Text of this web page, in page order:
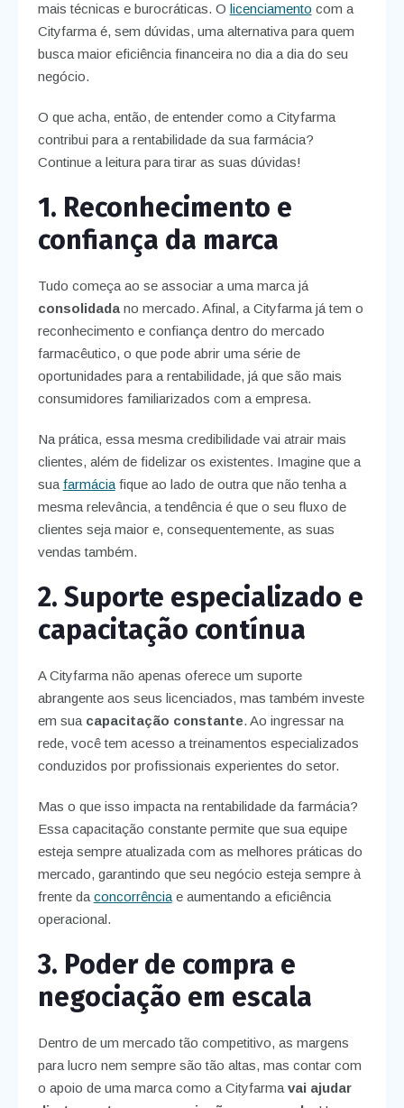
mais técnicas e burocráticas. O licenciamento com a
Cityfarma é, sem dúvidas, uma alternativa para quem
busca maior eficiência financeira no dia a dia do seu
negócio.
O que acha, então, de entender como a Cityfarma
contribui para a rentabilidade da sua farmácia?
Continue a leitura para tirar as suas dúvidas!
1. Reconhecimento e
confiança da marca
Tudo começa ao se associar a uma marca já
consolidadano mercado. Afinal, a Cityfarma já tem o
reconhecimento e confiança dentro do mercado
farmacêutico, o que pode abrir uma série de
oportunidades para a rentabilidade, já que são mais
consumidores familiarizados com a empresa.
Na prática, essa mesma credibilidade vai atrair mais
clientes, além de fidelizar os existentes. Imagine que a
sua farmáciafique ao lado de outra que não tenha a
mesma relevância, a tendência é que o seu fluxo de
clientes seja maior e, consequentemente, as suas
vendas também.
2. Suporte especializado e
capacitação contínua
A Cityfarma não apenas oferece um suporte
abrangente aos seus licenciados, mas também investe
em sua capacitação constante. Ao ingressar na
rede, você tem acesso a treinamentos especializados
conduzidos por profissionais experientes do setor.
Mas o que isso impacta na rentabilidade da farmácia?
Essa capacitação constante permite que sua equipe
esteja sempre atualizada com as melhores práticas do
mercado, garantindo que seu negócio esteja sempre à
frente da concorrênciae aumentando a eficiência
operacional.
3. Poder de compra e
negociação em escala
Dentro de um mercado tão competitivo, as margens
para lucro nem sempre são tão altas, mas contar com
o apoio de uma marca como a Cityfarma vai ajudar